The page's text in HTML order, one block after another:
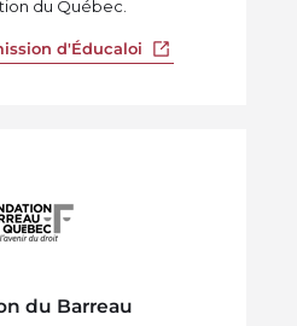
du Québec.
d'Éducaloi Ouvrir dans un
du Barreau